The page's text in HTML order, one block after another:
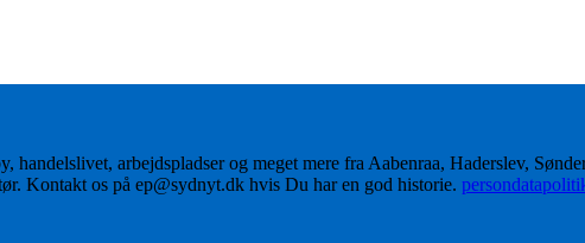
handelslivet, arbejdspladser og meget mere fra Aabenraa, Haderslev,
Kontakt os på ep@sydnyt.dk hvis Du har en god historie.